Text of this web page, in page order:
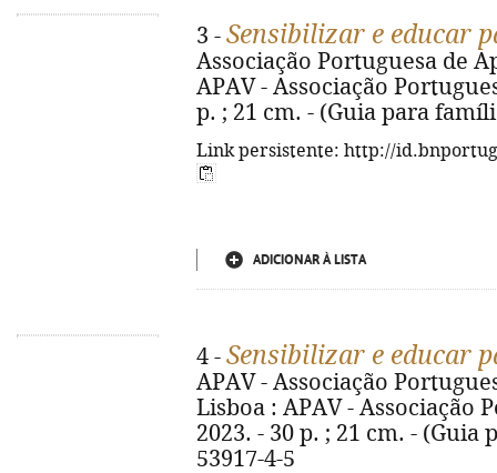
3 - Sensibilizar e educar
Associação Portuguesa de
APAV - Associação
p. ; 21 cm. - (Guia para
Link persistente: http://
ADICIONAR À LISTA
4 - Sensibilizar e educar
APAV - Associação
Lisboa : APAV - Associação
2023. - 30 p. ; 21 cm. - (Guia
53917-4-5